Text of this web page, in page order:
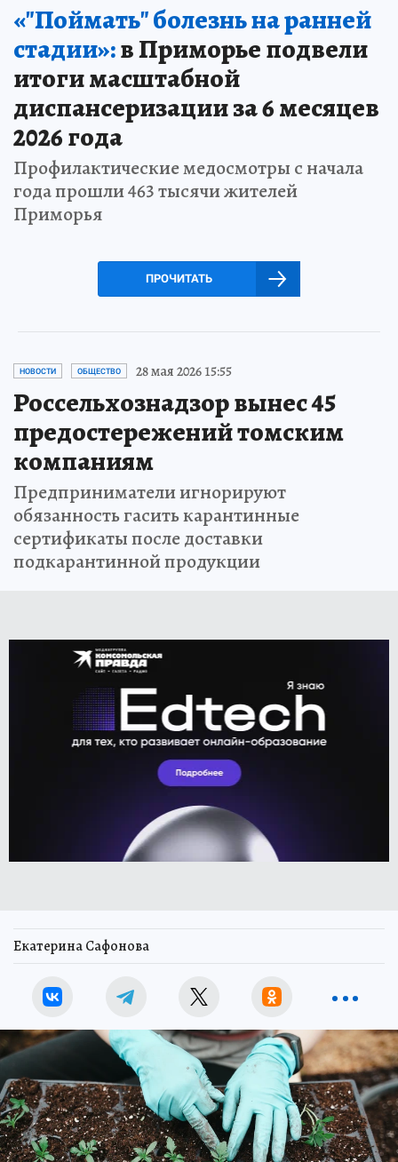
«"Поймать" болезнь на ранней
стадии»:в Приморье подвели
итоги масштабной
диспансеризации за 6 месяцев
2026 года
Профилактические медосмотры с начала
года прошли 463 тысячи жителей
Приморья
ПРОЧИТАТЬ
НОВОСТИ ОБЩЕСТВО 28 мая 2026 15:55
Россельхознадзор вынес 45
предостережений томским
компаниям
Предприниматели игнорируют
обязанность гасить карантинные
сертификаты после доставки
подкарантинной продукции
Екатерина Сафонова